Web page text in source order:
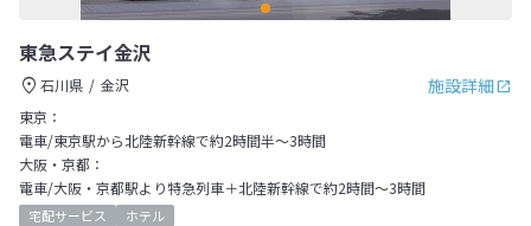
東急ステイ金沢
施設詳細
石川県
金沢
東京：
電車/東京駅から北陸新幹線で約2時間半～3時間
大阪・京都：
電車/大阪・京都駅より特急列車＋北陸新幹線で約2時間～3時間
宅配サービス ホテル